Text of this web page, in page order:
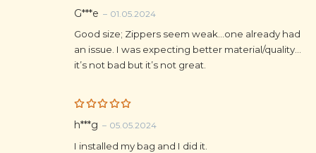
Rated
of 5
G***e – 01.05.2024
Good size; Zippers seem weak…one already had
an issue. I was expecting better material/quality…
it’s not bad but it’s not great.
Rated5
h***g – 05.05.2024
I installed my bag and I did it.